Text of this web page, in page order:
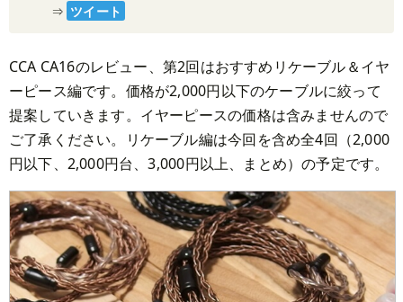
⇒ ツイート
CCA CA16のレビュー、第2回はおすすめリケーブル＆イヤ
ーピース編です。価格が2,000円以下のケーブルに絞って
提案していきます。イヤーピースの価格は含みませんので
ご了承ください。リケーブル編は今回を含め全4回（2,000
円以下、2,000円台、3,000円以上、まとめ）の予定です。